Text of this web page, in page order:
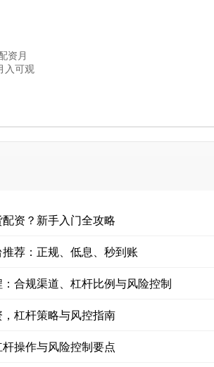
资月
入可观
资？新手入门全攻略
荐：正规、低息、秒到账
合规渠道、杠杆比例与风险控制
杠杆策略与风控指南
操作与风险控制要点